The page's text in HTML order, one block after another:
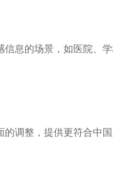
信息的场景，如医院、
调整，提供更符合中